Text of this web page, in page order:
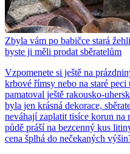
Zbyla vám po babičce stará
byste ji měli prodat sběratelům
Vzpomenete si ještě na
krbové římsy nebo na staré
pamatoval ještě rakousko-
byla jen krásná dekorace,
neváhají zaplatit tisíce korun na
půdě práší na bezcenný kus
cena šplhá do nečekaných